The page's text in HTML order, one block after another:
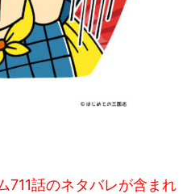
711話のネタバレが含まれ